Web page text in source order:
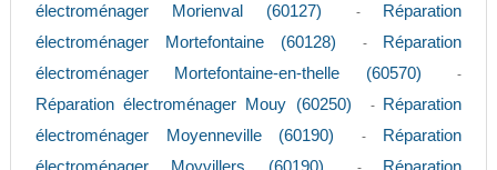
électroménager Morienval (60127)
-
Réparation
électroménager Mortefontaine (60128)
-
Réparation
électroménager Mortefontaine-en-thelle (60570)
-
Réparation électroménager Mouy (60250) -
Réparation
électroménager Moyenneville (60190)
-
Réparation